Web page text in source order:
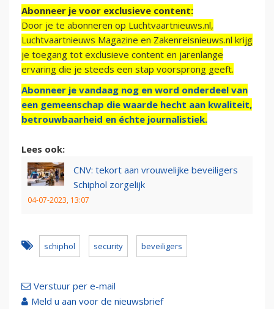
Abonneer je voor exclusieve content:
Door je te abonneren op Luchtvaartnieuws.nl,
Luchtvaartnieuws Magazine en Zakenreisnieuws.nl krijg
je toegang tot exclusieve content en jarenlange
ervaring die je steeds een stap voorsprong geeft.
Abonneer je vandaag nog en word onderdeel van
een gemeenschap die waarde hecht aan kwaliteit,
betrouwbaarheid en échte journalistiek.
Lees ook:
CNV: tekort aan vrouwelijke beveiligers
Schiphol zorgelijk
04-07-2023, 13:07
schiphol security beveiligers
Verstuur per e-mail
Meld u aan voor de nieuwsbrief